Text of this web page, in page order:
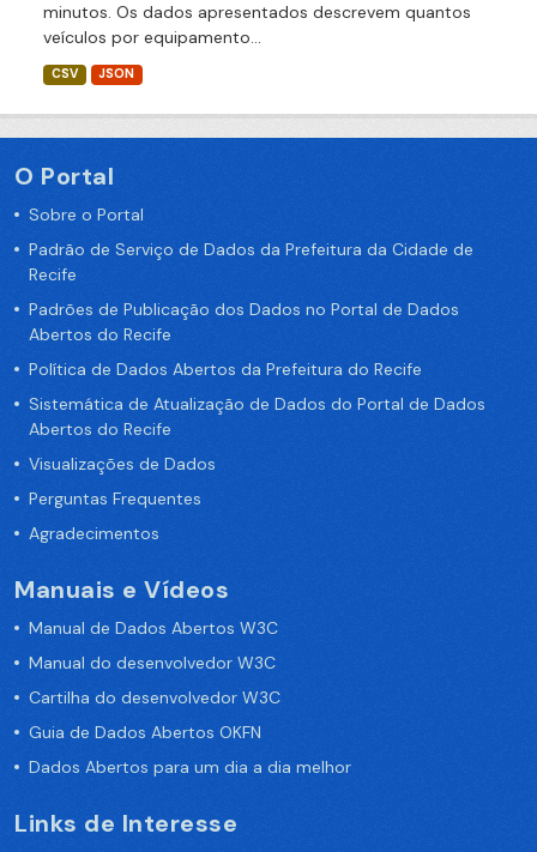
minutos. Os dados apresentados descrevem quantos
veículos por equipamento...
CSV JSON
O Portal
Sobre o Portal
Padrão de Serviço de Dados da Prefeitura da Cidade de
Recife
Padrões de Publicação dos Dados no Portal de Dados
Abertos do Recife
Política de Dados Abertos da Prefeitura do Recife
Sistemática de Atualização de Dados do Portal de Dados
Abertos do Recife
Visualizações de Dados
Perguntas Frequentes
Agradecimentos
Manuais e Vídeos
Manual de Dados Abertos W3C
Manual do desenvolvedor W3C
Cartilha do desenvolvedor W3C
Guia de Dados Abertos OKFN
Dados Abertos para um dia a dia melhor
Links de Interesse